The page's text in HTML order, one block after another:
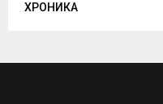
ХРОНИКА